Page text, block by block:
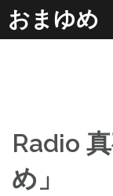
コ
ン
ッ
おまゆめ
Radio
め」